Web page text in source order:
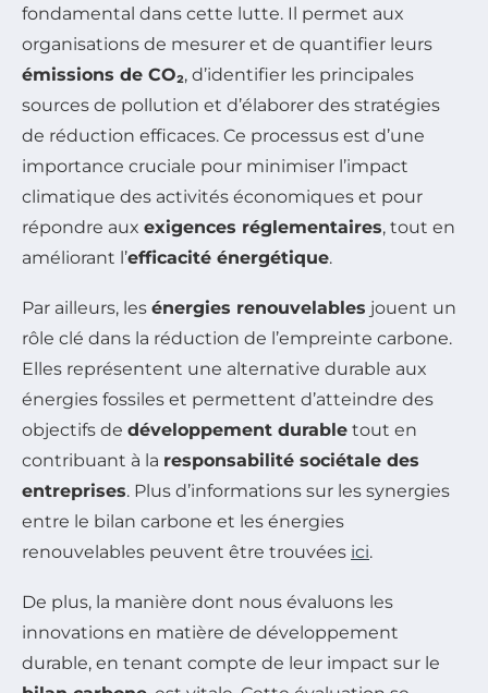
fondamental dans cette lutte. Il permet aux
organisations de mesurer et de quantifier leurs
émissions de CO₂, d’identifier les principales
sources de pollution et d’élaborer des stratégies
de réduction efficaces. Ce processus est d’une
importance cruciale pour minimiser l’impact
climatique des activités économiques et pour
répondre aux exigences réglementaires, tout en
améliorant l’efficacité énergétique.
Par ailleurs, les énergies renouvelables jouent un
rôle clé dans la réduction de l’empreinte carbone.
Elles représentent une alternative durable aux
énergies fossiles et permettent d’atteindre des
objectifs de développement durable tout en
contribuant à la responsabilité sociétale des
entreprises. Plus d’informations sur les synergies
entre le bilan carbone et les énergies
renouvelables peuvent être trouvées ici.
De plus, la manière dont nous évaluons les
innovations en matière de développement
durable, en tenant compte de leur impact sur le